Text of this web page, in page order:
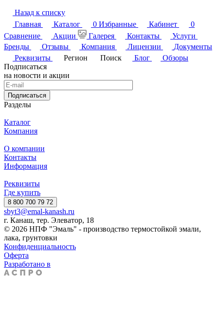
Назад к списку
Главная
Каталог 0 Избранные Кабинет
0
Сравнение
Акции Галерея Контакты
Услуги
Бренды
Отзывы Компания Лицензии
Документы
Реквизиты
Регион Поиск Блог
Обзоры
Подписаться
на новости и акции
Подписаться
Разделы
Каталог
Компания
О компании
Контакты
Информация
Реквизиты
Где купить
8 800 700 79 72
sbyt3@emal-kanash.ru
г. Канаш, тер. Элеватор, 18
© 2026 НПФ "Эмаль" - производство термостойкой эмали,
лака, грунтовки
Конфиденциальность
Оферта
Разработано в